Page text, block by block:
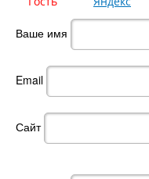
Ваше имя
Email
Сайт